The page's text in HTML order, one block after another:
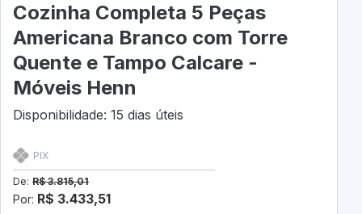
Cozinha Completa 5 Peças
Americana Branco com Torre
Quente e Tampo Calcare -
Móveis Henn
Disponibilidade: 15 dias úteis
PIX
De: R$ 3.815,01
Por: R$ 3.433,51